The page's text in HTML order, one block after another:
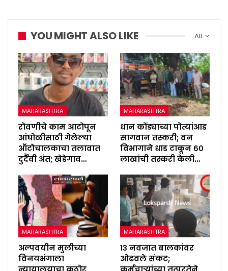
All
YOU MIGHT ALSO LIKE
MAHARASHTRA
रोवणीचे काम आटोपून
आंघोळीसाठी गेलेल्या
ऑटोचालकाचा तलावात
दुर्दैवी अंत; खेडेगाव…
MAHARASHTRA
धान कोंड्याच्या पोत्यांआड
सागवान तस्करी; वन
विभागाने धाड टाकून ६०
लाखांची तस्करी केली…
MAHARASHTRA
अल्पवयीन मुलीच्या
विनयभंगाला
MAHARASHTRA
१३ नवजात बालकांवर
ओढवले संकट;